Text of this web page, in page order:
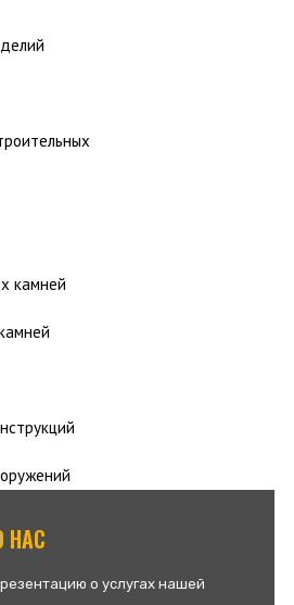
камней
НАС
о услугах нашей